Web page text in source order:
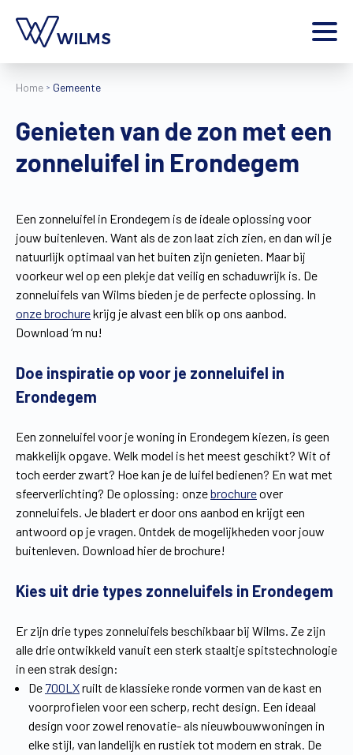
Vind een verdeler Offerte op maat
Home
Producten
Contact
Extra
Jobs
Wilms World
NL
Home Gemeente
Genieten van de zon met een
zonneluifel in Erondegem
Een zonneluifel in Erondegem is de ideale oplossing voor
jouw buitenleven. Want als de zon laat zich zien, en dan wil je
natuurlijk optimaal van het buiten zijn genieten. Maar bij
voorkeur wel op een plekje dat veilig en schaduwrijk is. De
zonneluifels van Wilms bieden je de perfecte oplossing. In
onze brochurekrijg je alvast een blik op ons aanbod.
Download ‘m nu!
Doe inspiratie op voor je zonneluifel in
Erondegem
Een zonneluifel voor je woning in Erondegem kiezen, is geen
makkelijk opgave. Welk model is het meest geschikt? Wit of
toch eerder zwart? Hoe kan je de luifel bedienen? En wat met
sfeerverlichting? De oplossing: onzebrochureover
zonneluifels. Je bladert er door ons aanbod en krijgt een
antwoord op je vragen. Ontdek de mogelijkheden voor jouw
buitenleven. Download hier de brochure!
Kies uit drie types zonneluifels in Erondegem
Er zijn drie types zonneluifels beschikbaar bij Wilms. Ze zijn
alle drie ontwikkeld vanuit een sterk staaltje spitstechnologie
in een strak design:
De 700LXruilt de klassieke ronde vormen van de kast en
voorprofielen voor een scherp, recht design. Een ideaal
design voor zowel renovatie- als nieuwbouwwoningen in
elke stijl, van landelijk en rustiek tot modern en strak. De